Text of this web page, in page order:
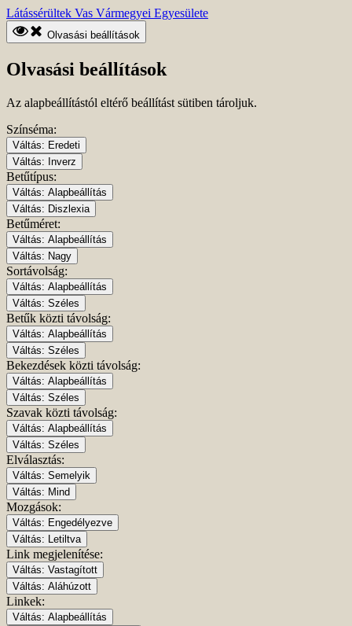
Ugrás
a
fő
tartalomhoz
Kezdőlapra
ugrás
Látássérültek Vas Vármegyei Egyesülete
Olvasási beállítások
Olvasási beállítások
Az alapbeállítástól eltérő beállítást sütiben tároljuk.
Színséma:
Váltás: Eredeti
Váltás: Inverz
Betűtípus:
Váltás: Alapbeállítás
Váltás: Diszlexia
Betűméret:
Váltás: Alapbeállítás
Váltás: Nagy
Sortávolság:
Váltás: Alapbeállítás
Váltás: Széles
Betűk közti távolság:
Váltás: Alapbeállítás
Váltás: Széles
Bekezdések közti távolság:
Váltás: Alapbeállítás
Váltás: Széles
Szavak közti távolság:
Váltás: Alapbeállítás
Váltás: Széles
Elválasztás:
Váltás: Semelyik
Váltás: Mind
Mozgások:
Váltás: Engedélyezve
Váltás:
Letiltva
Link megjelenítése:
Váltás: Vastagított
Váltás: Aláhúzott
Linkek:
Váltás: Alapbeállítás